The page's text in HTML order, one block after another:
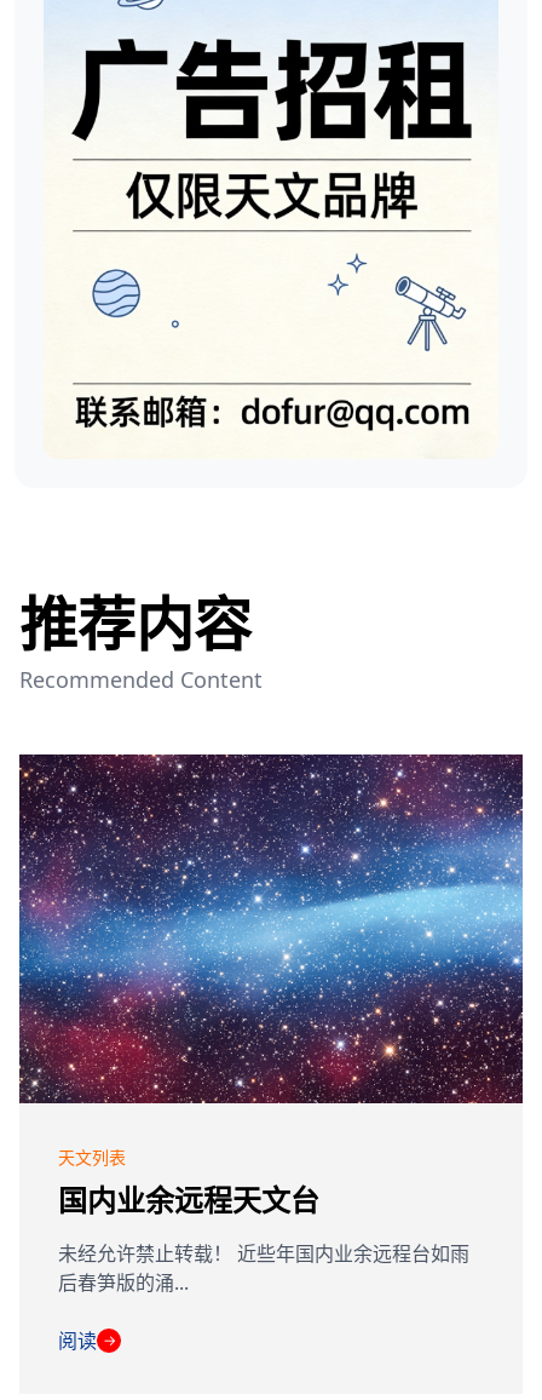
推荐内容
Recommended Content
天文列表
国内业余远程天文台
未经允许禁止转载！ 近些年国内业余远程台如雨
后春笋版的涌...
阅读 →